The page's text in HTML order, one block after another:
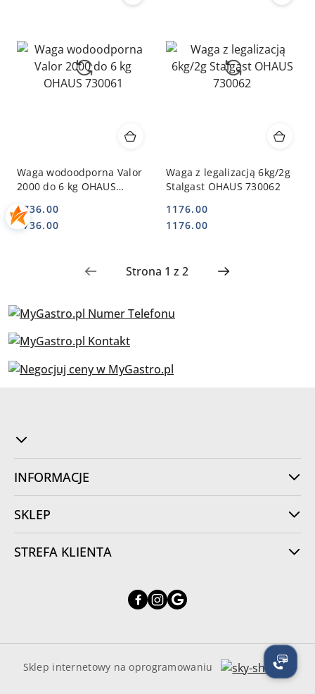
Waga wodoodporna Valor
2000 do 6 kg OHAUS
Cena:
1736.00
Cena:
1736.00
Waga z legalizacją 6kg/2g
Stalgast OHAUS 730062
Cena:
1176.00
Cena:
1176.00
INFORMACJE
SKLEP
STREFA KLIENTA
Sklep internetowy na oprogramowaniu